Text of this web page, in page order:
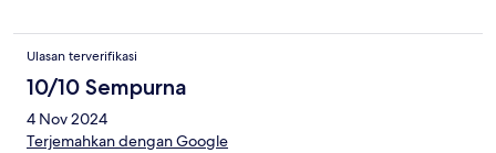
Ulasan terverifikasi
10/10 Sempurna
4 Nov 2024
Terjemahkan dengan Google